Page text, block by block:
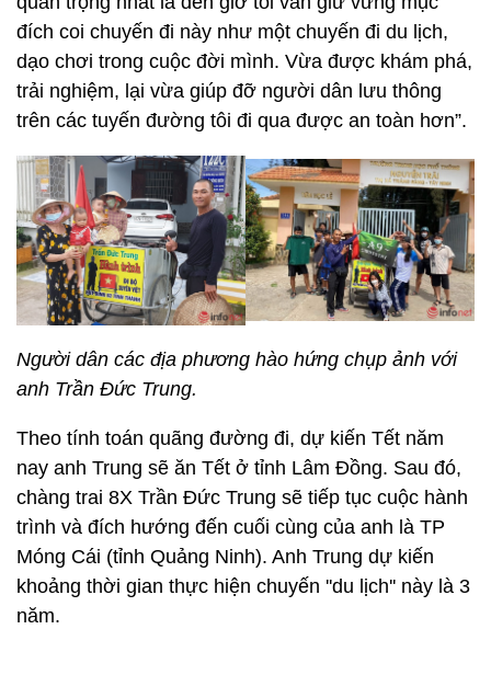
đích coi chuyến đi này như một chuyến đi du lịch,
dạo chơi trong cuộc đời mình. Vừa được khám phá,
trải nghiệm, lại vừa giúp đỡ người dân lưu thông
trên các tuyến đường tôi đi qua được an toàn hơn”.
Người dân các địa phương hào hứng chụp ảnh với
anh Trần Đức Trung.
Theo tính toán quãng đường đi, dự kiến Tết năm
nay anh Trung sẽ ăn Tết ở tỉnh Lâm Đồng. Sau đó,
chàng trai 8X Trần Đức Trung sẽ tiếp tục cuộc hành
trình và đích hướng đến cuối cùng của anh là TP
Móng Cái (tỉnh Quảng Ninh). Anh Trung dự kiến
khoảng thời gian thực hiện chuyến ''du lịch'' này là 3
năm.